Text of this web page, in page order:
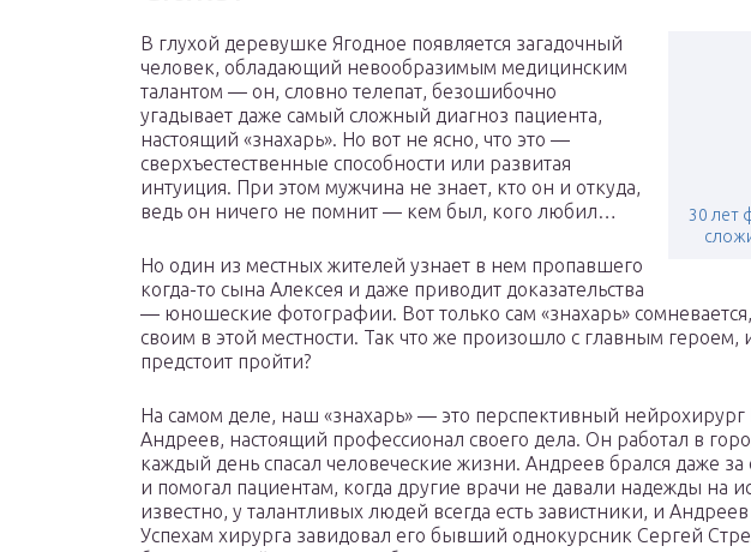
30 лет
В глухой деревушке Ягодное появляется загадочный
человек, обладающий невообразимым медицинским
талантом — он, словно телепат, безошибочно
угадывает даже самый сложный диагноз пациента,
настоящий «знахарь». Но вот не ясно, что это —
сверхъестественные способности или развитая
интуиция. При этом мужчина не знает, кто он и откуда,
ведь он ничего не помнит — кем был, кого любил…
Но один из местных жителей узнает в нем пропавшего
когда-то сына Алексея и даже приводит доказательства
— юношеские фотографии. Вот только сам «знахарь» сомневается,
своим в этой местности. Так что же произошло с главным героем,
предстоит пройти?
На самом деле, наш «знахарь» — это перспективный
Андреев, настоящий профессионал своего дела. Он работал в
каждый день спасал человеческие жизни. Андреев брался даже
и помогал пациентам, когда другие врачи не давали надежды на
известно, у талантливых людей всегда есть завистники, и
Успехам хирурга завидовал его бывший однокурсник Сергей